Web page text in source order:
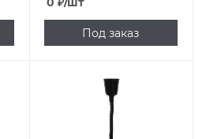
Под заказ